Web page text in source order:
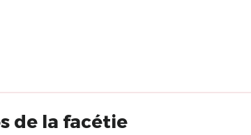
de la facétie